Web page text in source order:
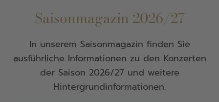
Saisonmagazin 2026/27
In unserem Saisonmagazin finden Sie
ausführliche Informationen zu den Konzerten
der Saison 2026/27 und weitere
Hintergrundinformationen.